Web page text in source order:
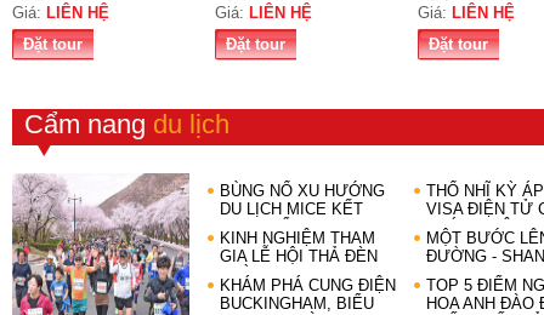
Giá: LIÊN HỆ
Đặt tour
Giá: LIÊN HỆ
Đặt tour
Giá: LIÊN HỆ
Đặt tour
Cẩm nang du lịch
BÙNG NỔ XU HƯỚNG
DU LỊCH MICE KẾT
HỢP THỂ THAO
THỔ NHĨ KỲ
VISA ĐIỆN TỬ
KHÁCH VIỆT
KINH NGHIỆM THAM
GIA LỄ HỘI THẢ ĐÈN
TRỜI YIPENG (CHIANG
MAI)
MỘT BƯỚC
ĐƯỜNG -
KHÁM PHÁ CUNG ĐIỆN
BUCKINGHAM, BIỂU
TOP 5 ĐIỂM
HOA ANH ĐÀO